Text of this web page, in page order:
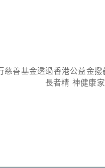
慈善基金透過香港公益金
長者精 神健康